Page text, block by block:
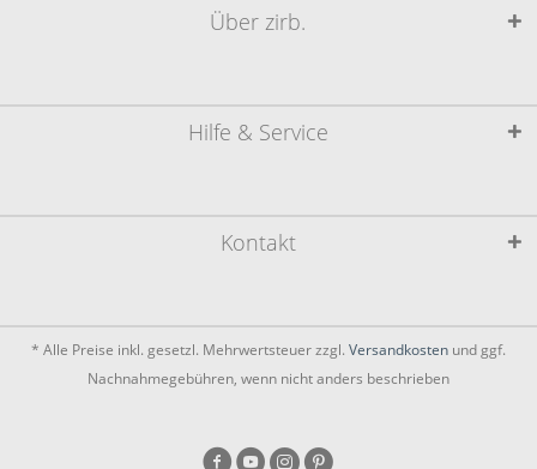
Kontakt
Hilfe & Service
Über zirb.
* Alle Preise inkl. gesetzl. Mehrwertsteuer zzgl. Versandkosten und ggf.
Nachnahmegebühren, wenn nicht anders beschrieben